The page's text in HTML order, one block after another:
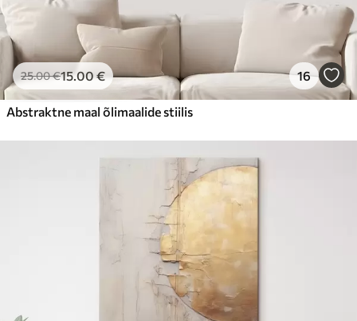
25.00€15.00€ 16
Abstraktne maal õlimaalide stiilis